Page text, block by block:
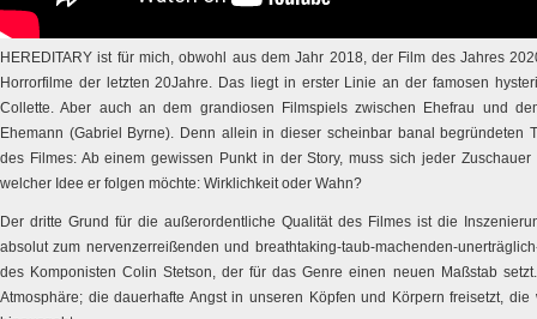
HEREDITARY ist für mich, obwohl aus dem Jahr 2018, der Film des Jahres
Horrorfilme der letzten 20Jahre. Das liegt in erster Linie an der famosen
Collette. Aber auch an dem grandiosen Filmspiels zwischen Ehefrau und
Ehemann (Gabriel Byrne). Denn allein in dieser scheinbar banal begründeten
des Filmes: Ab einem gewissen Punkt in der Story, muss sich jeder
welcher Idee er folgen möchte: Wirklichkeit oder Wahn?
Der dritte Grund für die außerordentliche Qualität des Filmes ist die
absolut zum nervenzerreißenden und breathtaking-taub-machenden-
des Komponisten Colin Stetson, der für das Genre einen neuen Maßstab
Atmosphäre; die dauerhafte Angst in unseren Köpfen und Körpern freisetzt,